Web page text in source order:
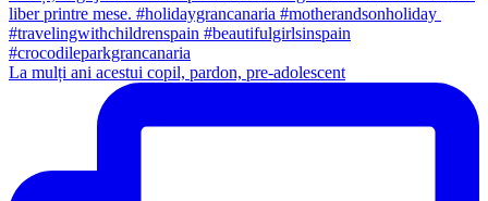
La mulți ani acestui copil, pardon, pre-adolescent